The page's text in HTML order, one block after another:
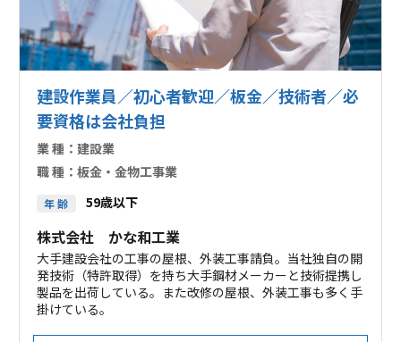
建設作業員／初心者歓迎／板金／技術者／必
要資格は会社負担
業 種： 建設業
職 種： 板金・金物工事業
年 齢 59歳以下
株式会社 かな和工業
大手建設会社の工事の屋根、外装工事請負。当社独自の開
発技術（特許取得）を持ち大手鋼材メーカーと技術提携し
製品を出荷している。また改修の屋根、外装工事も多く手
掛けている。